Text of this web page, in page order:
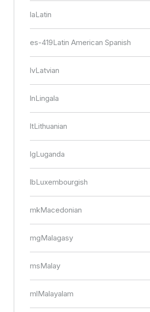
laLatin
es-419Latin American Spanish
lvLatvian
lnLingala
ltLithuanian
lgLuganda
lbLuxembourgish
mkMacedonian
mgMalagasy
msMalay
mlMalayalam